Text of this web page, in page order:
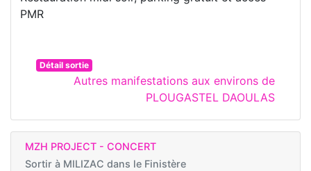
PMR
Détail sortie
Autres manifestations aux environs de
PLOUGASTEL DAOULAS
MZH PROJECT - CONCERT
Sortir à MILIZAC dans le Finistère